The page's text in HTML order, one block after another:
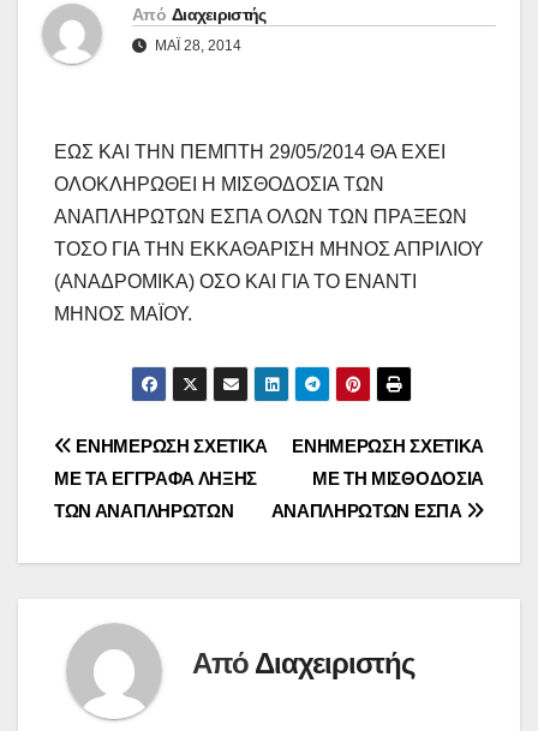
Από Διαχειριστής
ΜΆΙ 28, 2014
ΕΩΣ ΚΑΙ ΤΗΝ ΠΕΜΠΤΗ 29/05/2014 ΘΑ ΕΧΕΙ
ΟΛΟΚΛΗΡΩΘΕΙ Η ΜΙΣΘΟΔΟΣΙΑ ΤΩΝ
ΑΝΑΠΛΗΡΩΤΩΝ ΕΣΠΑ ΟΛΩΝ ΤΩΝ ΠΡΑΞΕΩΝ
ΤΟΣΟ ΓΙΑ ΤΗΝ ΕΚΚΑΘΑΡΙΣΗ ΜΗΝΟΣ ΑΠΡΙΛΙΟΥ
(ΑΝΑΔΡΟΜΙΚΑ) ΟΣΟ ΚΑΙ ΓΙΑ ΤΟ ΕΝΑΝΤΙ
ΜΗΝΟΣ ΜΑΪΟΥ.
Πλοήγηση
άρθρων
ΕΝΗΜΕΡΩΣΗ ΣΧΕΤΙΚΑ
ΜΕ ΤΗ ΜΙΣΘΟΔΟΣΙΑ
ΑΝΑΠΛΗΡΩΤΩΝ ΕΣΠΑ
ΕΝΗΜΕΡΩΣΗ ΣΧΕΤΙΚΑ
ΜΕ ΤΑ ΕΓΓΡΑΦΑ ΛΗΞΗΣ
ΤΩΝ ΑΝΑΠΛΗΡΩΤΩΝ
Από Διαχειριστής